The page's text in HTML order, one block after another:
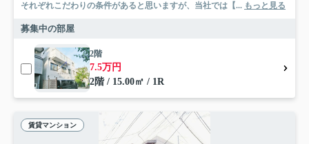
それぞれこだわりの条件があると思いますが、当社では【... もっと見る
募集中の部屋
2階
7.5万円
2階 / 15.00㎡ / 1R
賃貸マンション